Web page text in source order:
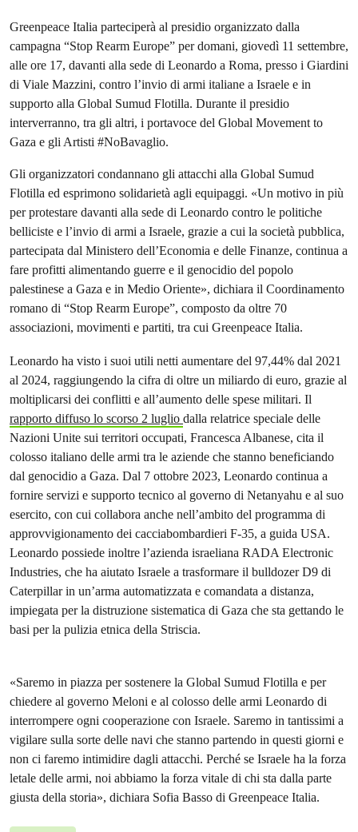
Greenpeace Italia parteciperà al presidio organizzato dalla
campagna “Stop Rearm Europe” per domani, giovedì 11 settembre,
alle ore 17, davanti alla sede di Leonardo a Roma, presso i Giardini
di Viale Mazzini, contro l’invio di armi italiane a Israele e in
supporto alla Global Sumud Flotilla. Durante il presidio
interverranno, tra gli altri, i portavoce del Global Movement to
Gaza e gli Artisti #NoBavaglio.
Gli organizzatori condannano gli attacchi alla Global Sumud
Flotilla ed esprimono solidarietà agli equipaggi. «Un motivo in più
per protestare davanti alla sede di Leonardo contro le politiche
belliciste e l’invio di armi a Israele, grazie a cui la società pubblica,
partecipata dal Ministero dell’Economia e delle Finanze, continua a
fare profitti alimentando guerre e il genocidio del popolo
palestinese a Gaza e in Medio Oriente», dichiara il Coordinamento
romano di “Stop Rearm Europe”, composto da oltre 70
associazioni, movimenti e partiti, tra cui Greenpeace Italia.
Leonardo ha visto i suoi utili netti aumentare del 97,44% dal 2021
al 2024, raggiungendo la cifra di oltre un miliardo di euro, grazie al
moltiplicarsi dei conflitti e all’aumento delle spese militari. Il
rapporto diffuso lo scorso 2 luglio dalla relatrice speciale delle
Nazioni Unite sui territori occupati, Francesca Albanese, cita il
colosso italiano delle armi tra le aziende che stanno beneficiando
dal genocidio a Gaza. Dal 7 ottobre 2023, Leonardo continua a
fornire servizi e supporto tecnico al governo di Netanyahu e al suo
esercito, con cui collabora anche nell’ambito del programma di
approvvigionamento dei cacciabombardieri F-35, a guida USA.
Leonardo possiede inoltre l’azienda israeliana RADA Electronic
Industries, che ha aiutato Israele a trasformare il bulldozer D9 di
Caterpillar in un’arma automatizzata e comandata a distanza,
impiegata per la distruzione sistematica di Gaza che sta gettando le
basi per la pulizia etnica della Striscia.
«Saremo in piazza per sostenere la Global Sumud Flotilla e per
chiedere al governo Meloni e al colosso delle armi Leonardo di
interrompere ogni cooperazione con Israele. Saremo in tantissimi a
vigilare sulla sorte delle navi che stanno partendo in questi giorni e
non ci faremo intimidire dagli attacchi. Perché se Israele ha la forza
letale delle armi, noi abbiamo la forza vitale di chi sta dalla parte
giusta della storia», dichiara Sofia Basso di Greenpeace Italia.